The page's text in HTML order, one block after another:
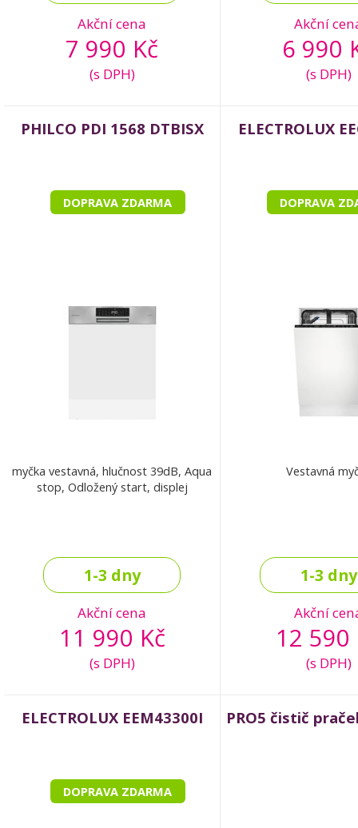
Akční cena
7 990 Kč
(s DPH)
Akční
6 990
(s DPH)
PHILCO PDI 1568 DTBISX
DOPRAVA ZDARMA
myčka vestavná, hlučnost 39dB, Aqua
stop, Odložený start, displej
1-3 dny
Akční cena
11 990 Kč
(s DPH)
ELECTROLUX
DOPRAVA
Vestavná
1-3 dny
Akční
12 590
(s DPH)
ELECTROLUX EEM43300I
DOPRAVA ZDARMA
PRO5 čistič